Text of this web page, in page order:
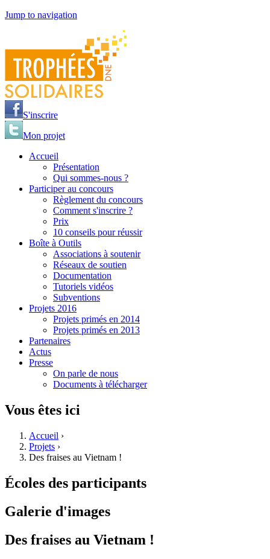
Jump to navigation
S'inscrire
Mon projet
Accueil
Présentation
Qui sommes-nous ?
Participer au concours
Règlement du concours
Comment s'inscrire ?
Prix
10 conseils pour réussir
Boîte à Outils
Associations à soutenir
Réseaux de soutien
Documentation
Tutoriels vidéos
Subventions
Projets 2016
Projets primés en 2014
Projets primés en 2013
Partenaires
Actus
Presse
On parle de nous
Documents à télécharger
Vous êtes ici
Accueil ›
Projets ›
Des fraises au Vietnam !
Écoles des participants
Galerie d'images
Des fraises au Vietnam !